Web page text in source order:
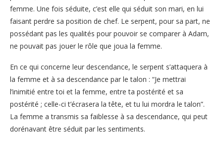
femme. Une fois séduite, c’est elle qui séduit son mari, en lui
faisant perdre sa position de chef. Le serpent, pour sa part, ne
possédant pas les qualités pour pouvoir se comparer à Adam,
ne pouvait pas jouer le rôle que joua la femme.
En ce qui concerne leur descendance, le serpent s’attaquera à
la femme et à sa descendance par le talon : “Je mettrai
l’inimitié entre toi et la femme, entre ta postérité et sa
postérité ; celle-ci t’écrasera la tête, et tu lui mordra le talon”.
La femme a transmis sa faiblesse à sa descendance, qui peut
dorénavant être séduit par les sentiments.